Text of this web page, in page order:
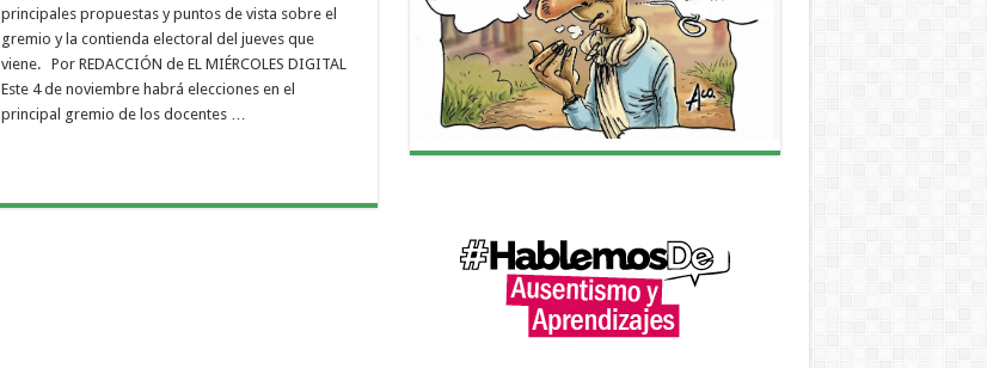
principales propuestas y puntos de vista sobre el
gremio y la contienda electoral del jueves que
viene. Por REDACCIÓN de EL MIÉRCOLES DIGITAL
Este 4 de noviembre habrá elecciones en el
principal gremio de los docentes …